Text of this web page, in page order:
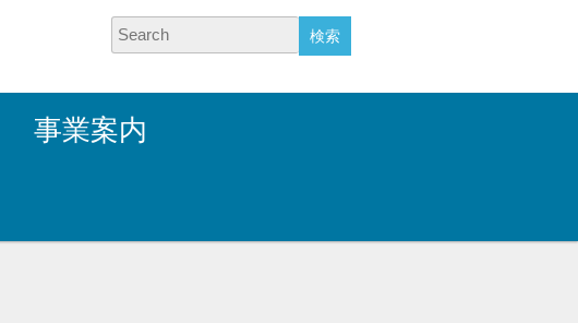
Search
事業案内